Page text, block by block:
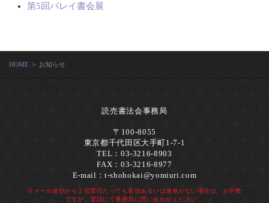
第5回バレイ書会展
HOME ＞ お知らせ
読売書法会事務局
〒100-8055
東京都千代田区大手町1-7-1
TEL：03-3216-8903
FAX：03-3216-8977
E-mail：t-shohokai@yomiuri.com
※メール送信から２営業日たっても返信あるいは連絡がない場合は、お手数
ですが、電話にて事務局に問いあわせください。